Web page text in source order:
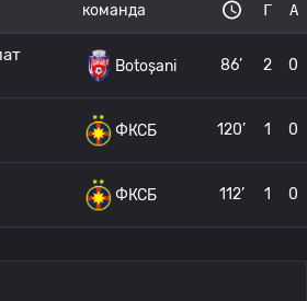
команда Г А
Botoșani 86’ 2 0
ФКСБ 120’ 1 0
ФКСБ 112’ 1 0